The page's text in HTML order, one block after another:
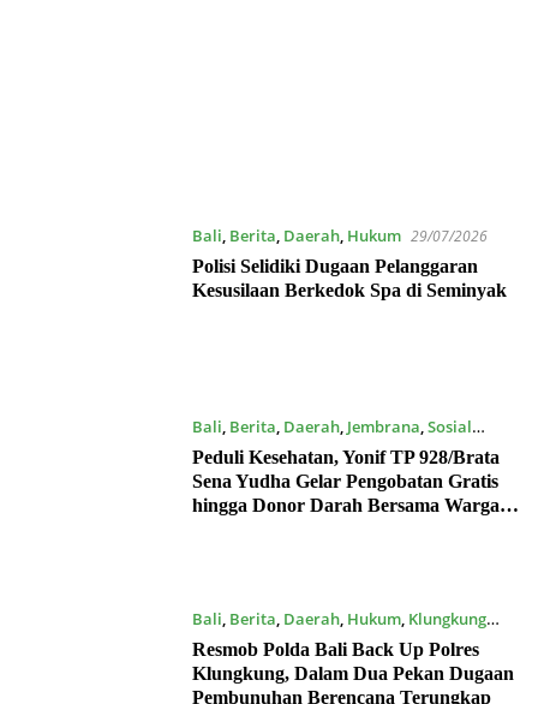
Bali, Berita, Daerah, Hukum 29/07/2026
Polisi Selidiki Dugaan Pelanggaran
Kesusilaan Berkedok Spa di Seminyak
Bali, Berita, Daerah, Jembrana,Sosial
17/07/2026
Peduli Kesehatan, Yonif TP 928/Brata
Sena Yudha Gelar Pengobatan Gratis
hingga Donor Darah Bersama Warga
Bali, Berita, Daerah, Hukum, Klungkung
17/07/2026
Resmob Polda Bali Back Up Polres
Klungkung, Dalam Dua Pekan Dugaan
Pembunuhan Berencana Terungkap